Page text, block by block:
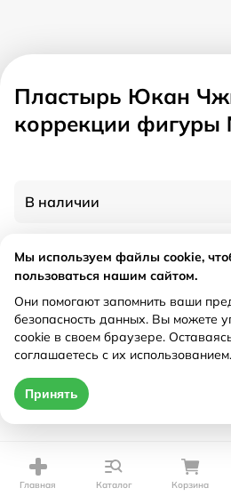
Пластырь Юкан
коррекции
В наличии
Характеристики
Рецепт Не
Цена действительна только
Главная Каталог Корзина
Мы используем файлы cookie,
пользоваться нашим сайтом.
Они помогают запомнить ваши
безопасность данных. Вы можете
cookie в своем браузере.
соглашаетесь с их использованием.
Принять